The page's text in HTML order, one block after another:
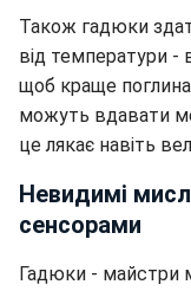
Також гадюки
від температури -
щоб краще
можуть вдавати
це лякає навіть
Невидимі
сенсорами
Гадюки - майстри